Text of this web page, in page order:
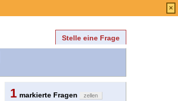
Stelle eine Frage
1 markierte Fragen zellen
×